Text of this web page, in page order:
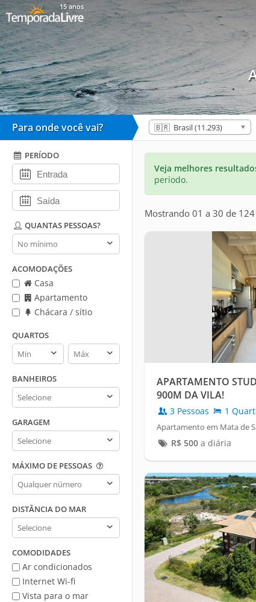
15 anos
Para onde você vai? 🇧🇷 Brasil (11.293)
PERÍODO
QUANTAS PESSOAS?
Quantas
pessoas?
ACOMODAÇÕES
Casa
Apartamento
Chácara / sítio
QUARTOS
Quartos
min
Quartos
max
BANHEIROS
Banheiros
GARAGEM
Garagem
MÁXIMO DE PESSOAS
Máximo
de
pessoas
DISTÂNCIA DO MAR
Distância
do
Mar
COMODIDADES
Ar condicionados
Internet Wi-fi
Vista para o mar
Veja melhores
período.
Mostrando 01 a 30 de
APARTAMENTO
900M DA VILA!
3 Pessoas 1
Apartamento em Mata de
R$ 500a diária